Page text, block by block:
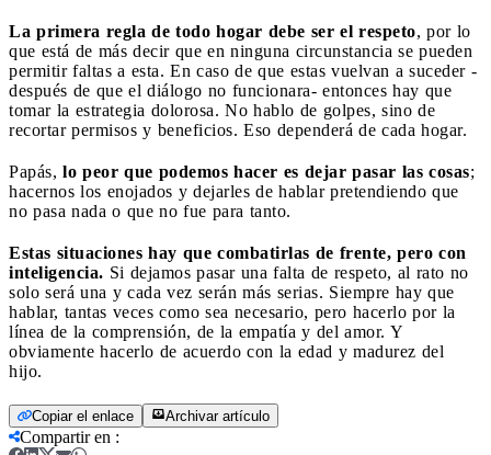
La primera regla de todo hogar debe ser el respeto, por lo
que está de más decir que en ninguna circunstancia se pueden
permitir faltas a esta. En caso de que estas vuelvan a suceder -
después de que el diálogo no funcionara- entonces hay que
tomar la estrategia dolorosa. No hablo de golpes, sino de
recortar permisos y beneficios. Eso dependerá de cada hogar.
Papás, lo peor que podemos hacer es dejar pasar las cosas;
hacernos los enojados y dejarles de hablar pretendiendo que
no pasa nada o que no fue para tanto.
Estas situaciones hay que combatirlas de frente, pero con
inteligencia. Si dejamos pasar una falta de respeto, al rato no
solo será una y cada vez serán más serias. Siempre hay que
hablar, tantas veces como sea necesario, pero hacerlo por la
línea de la comprensión, de la empatía y del amor. Y
obviamente hacerlo de acuerdo con la edad y madurez del
hijo.
Copiar el enlace Archivar artículo
Compartir en :